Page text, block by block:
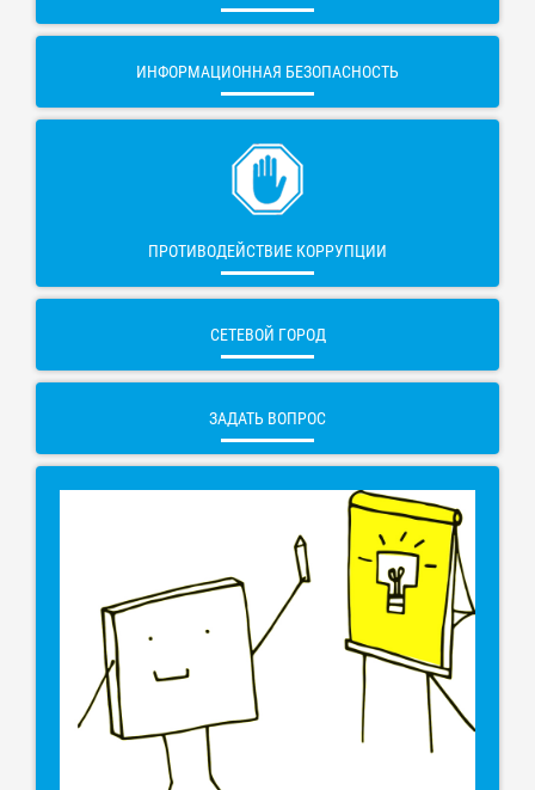
ИНФОРМАЦИОННАЯ БЕЗОПАСНОСТЬ
ПРОТИВОДЕЙСТВИЕ КОРРУПЦИИ
СЕТЕВОЙ ГОРОД
ЗАДАТЬ ВОПРОС